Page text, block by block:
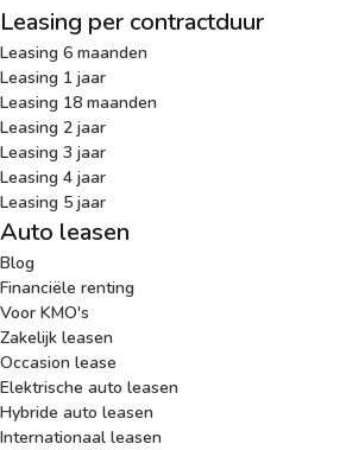
Leasing per contractduur
Leasing 6 maanden
Leasing 1 jaar
Leasing 18 maanden
Leasing 2 jaar
Leasing 3 jaar
Leasing 4 jaar
Leasing 5 jaar
Auto leasen
Blog
Financiële renting
Voor KMO's
Zakelijk leasen
Occasion lease
Elektrische auto leasen
Hybride auto leasen
Internationaal leasen